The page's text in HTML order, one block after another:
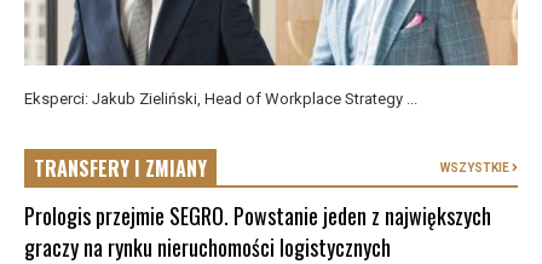
Eksperci: Jakub Zieliński, Head of Workplace Strategy ...
TRANSFERY I ZMIANY WSZYSTKIE
Prologis przejmie SEGRO. Powstanie jeden z największych
graczy na rynku nieruchomości logistycznych